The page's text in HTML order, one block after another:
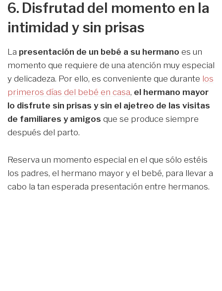
6. Disfrutad del momento en la
intimidad y sin prisas
La presentación de un bebé a su hermano es un
momento que requiere de una atención muy especial
y delicadeza. Por ello, es conveniente que durante los
primeros días del bebé en casa, el hermano mayor
lo disfrute sin prisas y sin el ajetreo de las visitas
de familiares y amigos que se produce siempre
después del parto.
Reserva un momento especial en el que sólo estéis
los padres, el hermano mayor y el bebé, para llevar a
cabo la tan esperada presentación entre hermanos.